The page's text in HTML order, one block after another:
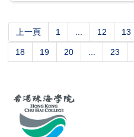
上一頁 1 ... 12 13
18 19 20 ... 23